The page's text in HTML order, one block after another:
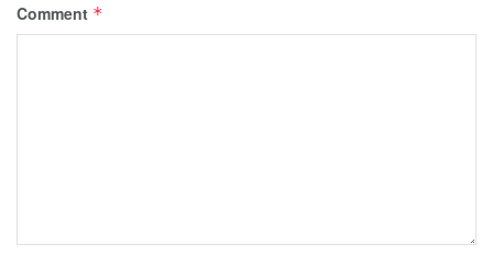
Comment *